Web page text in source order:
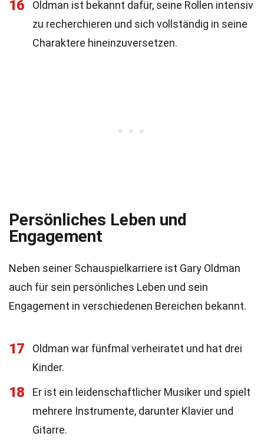
16
Oldman ist bekannt dafür, seine Rollen intensiv
zu recherchieren und sich vollständig in seine
Charaktere hineinzuversetzen.
Persönliches Leben und
Engagement
Neben seiner Schauspielkarriere ist Gary Oldman
auch für sein persönliches Leben und sein
Engagement in verschiedenen Bereichen bekannt.
17
Oldman war fünfmal verheiratet und hat drei
Kinder.
18
Er ist ein leidenschaftlicher Musiker und spielt
mehrere Instrumente, darunter Klavier und
Gitarre.